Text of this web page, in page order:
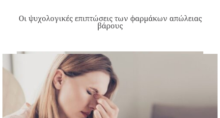
Οι ψυχολογικές επιπτώσεις των φαρμάκων απώλειας
βάρους